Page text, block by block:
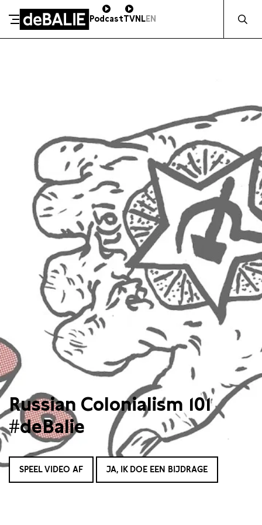
De Balie
PodcastTVNLEN
SCHENK DIRECT
14:00–17:00
Café
020 5535100
10:00–23:00
Russian Colonialism 101
#deBalie
SPEEL VIDEO AF JA, IK DOE EEN BIJDRAGE